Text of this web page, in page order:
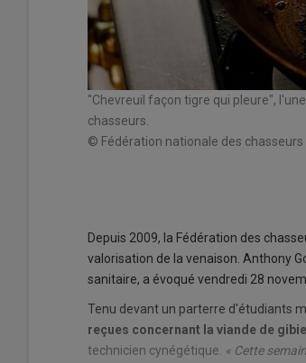
"Chevreuil façon tigre qui pleure",
chasseurs.
© Fédération nationale des chasseurs
Depuis 2009, la Fédération des
valorisation de la venaison. Anthony
sanitaire, a évoqué vendredi 28
Tenu devant un parterre d'étudiants
reçues concernant la viande de
technicien cynégétique. « Cette